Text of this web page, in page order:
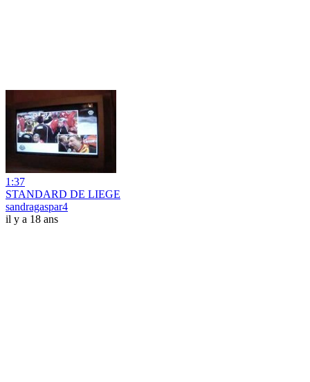
1:37
STANDARD DE LIEGE
sandragaspar4
il y a 18 ans